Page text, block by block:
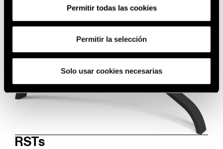
Permitir todas las cookies
Permitir la selección
Solo usar cookies necesarias
RSTs